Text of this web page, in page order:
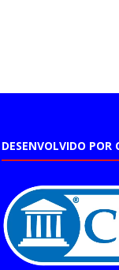
DESENVOLVIDO POR